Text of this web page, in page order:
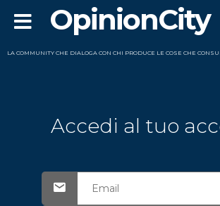
OpinionCity
LA COMMUNITY CHE DIALOGA CON CHI PRODUCE LE COSE CHE
Accedi al tuo